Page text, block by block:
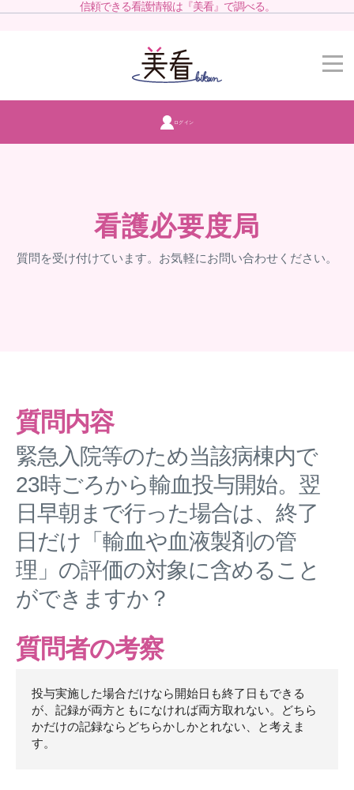
信頼できる看護情報は『美看』で調べる。
ログイン
看護必要度局
質問を受け付けています。お気軽にお問い合わせください。
質問内容
緊急入院等のため当該病棟内で
23時ごろから輸血投与開始。翌
日早朝まで行った場合は、終了
日だけ「輸血や血液製剤の管
理」の評価の対象に含めること
ができますか？
質問者の考察
投与実施した場合だけなら開始日も終了日もできる
が、記録が両方ともになければ両方取れない。どちら
かだけの記録ならどちらかしかとれない、と考えま
す。